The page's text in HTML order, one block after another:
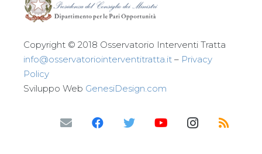
Copyright © 2018 Osservatorio Interventi Tratta
info@osservatoriointerventitratta.it – Privacy
Policy
Sviluppo Web GenesiDesign.com